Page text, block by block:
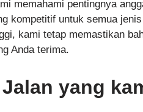
memahami pentingnya
kompetitif untuk semua
kami tetap memastikan
Anda terima.
yang